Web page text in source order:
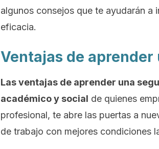
algunos consejos que te ayudarán
eficacia.
Ventajas de
Las ventajas de aprender una
académico y social de quienes
profesional, te abre las puertas a
de trabajo con mejores condiciones